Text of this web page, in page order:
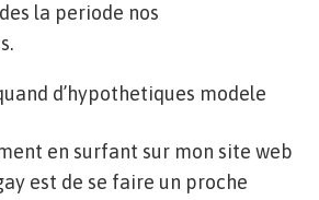
la periode nos
d’hypothetiques modele
en surfant sur mon site web
est de se faire un proche